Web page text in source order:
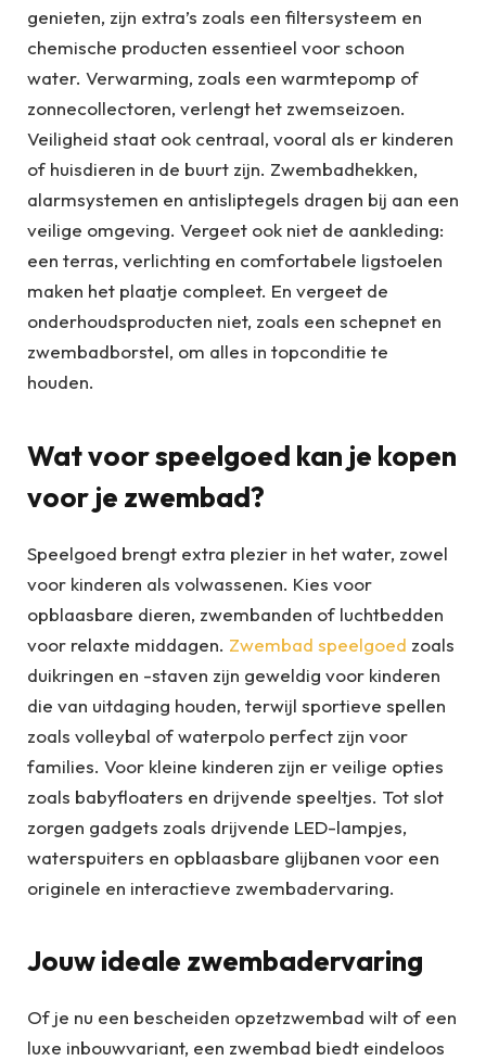
genieten, zijn extra’s zoals een filtersysteem en
chemische producten essentieel voor schoon
water. Verwarming, zoals een warmtepomp of
zonnecollectoren, verlengt het zwemseizoen.
Veiligheid staat ook centraal, vooral als er kinderen
of huisdieren in de buurt zijn. Zwembadhekken,
alarmsystemen en antisliptegels dragen bij aan een
veilige omgeving. Vergeet ook niet de aankleding:
een terras, verlichting en comfortabele ligstoelen
maken het plaatje compleet. En vergeet de
onderhoudsproducten niet, zoals een schepnet en
zwembadborstel, om alles in topconditie te
houden.
Wat voor speelgoed kan je kopen
voor je zwembad?
Speelgoed brengt extra plezier in het water, zowel
voor kinderen als volwassenen. Kies voor
opblaasbare dieren, zwembanden of luchtbedden
voor relaxte middagen. Zwembad speelgoed zoals
duikringen en -staven zijn geweldig voor kinderen
die van uitdaging houden, terwijl sportieve spellen
zoals volleybal of waterpolo perfect zijn voor
families. Voor kleine kinderen zijn er veilige opties
zoals babyfloaters en drijvende speeltjes. Tot slot
zorgen gadgets zoals drijvende LED-lampjes,
waterspuiters en opblaasbare glijbanen voor een
originele en interactieve zwembadervaring.
Jouw ideale zwembadervaring
Of je nu een bescheiden opzetzwembad wilt of een
luxe inbouwvariant, een zwembad biedt eindeloos